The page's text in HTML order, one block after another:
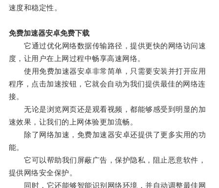
速度和稳定性。
免费加速器安卓免费下载
它通过优化网络数据传输路径，提供更快的网络访问速
度，让用户在上网过程中畅享高速网络。
使用免费加速器安卓非常简单，只需要安装并打开应用
程序，点击加速按钮，它就会自动为我们提供最佳的网络连
接。
无论是浏览网页还是观看视频，都能够感受到明显的加
速效果，让我们的上网体验更加流畅。
除了网络加速，免费加速器安卓还提供了更多实用的功
能。
它可以帮助我们屏蔽广告，保护隐私，阻止恶意软件，
提供网络安全保护。
同时，它还能够智能识别网络环境，并自动调整最佳网